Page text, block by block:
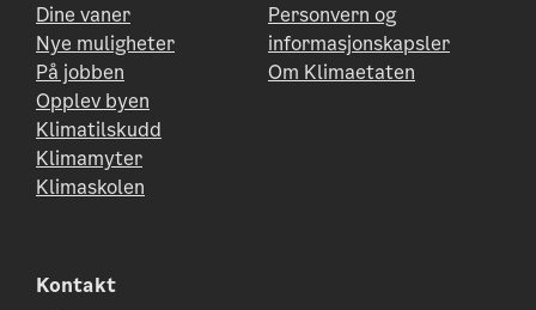
Dine vaner
Nye muligheter
På jobben
Opplev byen
Klimatilskudd
Klimamyter
Klimaskolen
Personvern og
informasjonskapsler
Om Klimaetaten
Kontakt